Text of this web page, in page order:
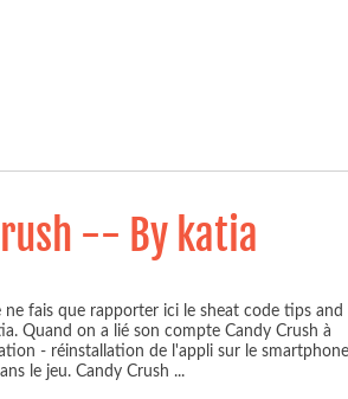
-- By katia
ne fais que rapporter ici le sheat code tips and
Quand on a lié son compte Candy Crush à
- réinstallation de l'appli sur le
le jeu. Candy Crush ...